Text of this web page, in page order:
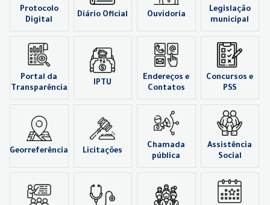
Protocolo
Digital
Diário Oficial Ouvidoria
Legislação
municipal
Portal da
Transparência
IPTU
Endereços e
Contatos
Concursos e
PSS
Georreferência Licitações
Chamada
pública
Assistência
Social